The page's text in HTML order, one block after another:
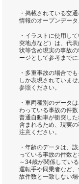
・掲載されている交
情報のオープンデー
・イラストに使用し
突地点など）は、代
状等含め現実の事故
ージとして参考までに
・多重事故の場合で
しか表現されていま
参照ください。
・車両種別のデータ
わっている事故の件
普通自動車が衝突し
含まれるため、現実
注意ください。
・年齢のデータは、
っている事故の件数
～34歳が関係してい
運転手や同乗者など
故件数と一致しない